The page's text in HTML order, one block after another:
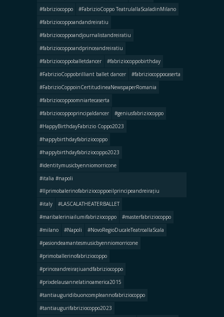
#fabriziocoppo
#FabrizioCoppo TeatrulallaScaladinMilano
#fabriziocoppoandandreiratiu
#fabriziocoppoandjournalistandreiratiu
#fabriziocoppoandprinceandreiratiu
#fabriziocoppoballetdancer
#fabriziocoppobirthday
#FabrizioCoppobrilliant ballet dancer
#fabriziocoppocaserta
#FabrizioCoppoinCertitudineaNewspaperRomania
#fabriziocoppoomniartecaserta
#fabriziocoppoprincipaldancer
#geniusfabriziocoppo
#HappyBirthdayFabrizio Coppo2023
#happybirthdayfabriziocoppo
#happybirthdayfabriziocoppo2023
#identitymusicbyenniomorricone
#italia #napoli
#llprimobalerinofabriziocoppoeilprincipeandreirațiu
#italy
#LASCALATHEATERBALLET
#maribaleriniailumifabriziocoppo
#masterfabriziocoppo
#milano
#Napoli
#NovoRegioDucaleTeatroallaScala
#pasiondeamantesmusicbyenniomorricone
#primoballerinofabriziocoppo
#princeandreirațiuandfabriziocoppo
#prixdelausannelatinoamerica2015
#tantiauguridibuoncompleannofabriziocoppo
#tantiaugurifabriziocoppo2023